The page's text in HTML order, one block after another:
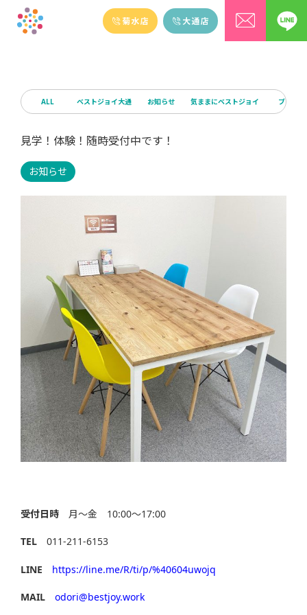
ALL ベストジョイ大通 お知らせ 気ままにベストジョイ ブログ
見学！体験！随時受付中です！
お知らせ
受付日時 月～金 10:00～17:00
TEL 011-211-6153
LINE https://line.me/R/ti/p/%40604uwojq
MAIL odori@bestjoy.work